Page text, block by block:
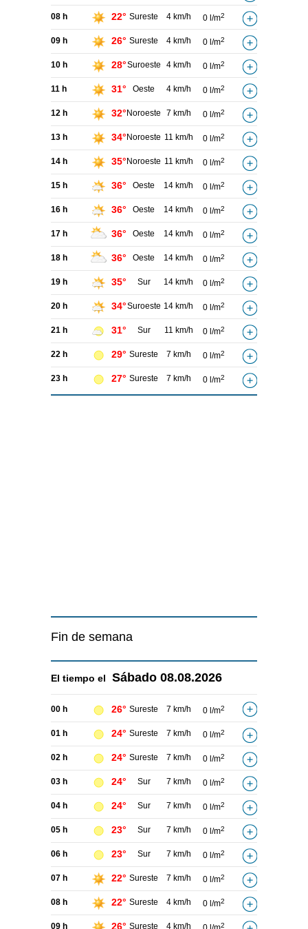
08 h 22° Sureste 4 km/h 0 l/m2
09 h 26° Sureste 4 km/h 0 l/m2
10 h 28°Suroeste 4 km/h 0 l/m2
11 h 31° Oeste 4 km/h 0 l/m2
12 h 32° Noroeste 7 km/h 0 l/m2
13 h 34° Noroeste 11 km/h 0 l/m2
14 h 35° Noroeste 11 km/h 0 l/m2
15 h 36° Oeste 14 km/h 0 l/m2
16 h 36° Oeste 14 km/h 0 l/m2
17 h 36° Oeste 14 km/h 0 l/m2
18 h 36° Oeste 14 km/h 0 l/m2
19 h 35° Sur 14 km/h 0 l/m2
20 h 34°Suroeste 14 km/h 0 l/m2
21 h 31° Sur 11 km/h 0 l/m2
22 h 29° Sureste 7 km/h 0 l/m2
23 h 27° Sureste 7 km/h 0 l/m2
Fin de semana
El tiempo el Sábado 08.08.2026
00 h 26° Sureste 7 km/h 0 l/m2
01 h 24° Sureste 7 km/h 0 l/m2
02 h 24° Sureste 7 km/h 0 l/m2
03 h 24° Sur 7 km/h 0 l/m2
04 h 24° Sur 7 km/h 0 l/m2
05 h 23° Sur 7 km/h 0 l/m2
06 h 23° Sur 7 km/h 0 l/m2
07 h 22° Sureste 7 km/h 0 l/m2
08 h 22° Sureste 4 km/h 0 l/m2
09 h 26° Sureste 4 km/h 2